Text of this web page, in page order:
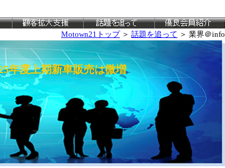
Motown21トップ＞ 話題を追って ＞ 業界＠info
年度上期新車販売は微増